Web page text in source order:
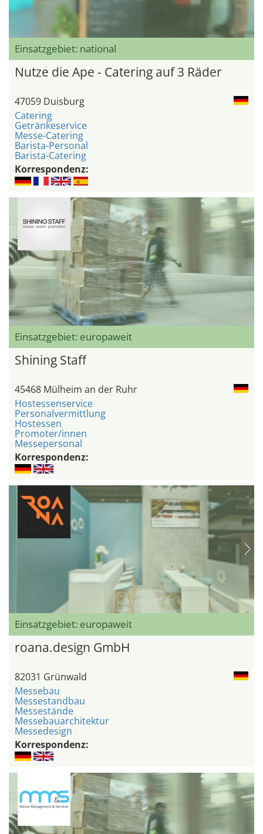
Einsatzgebiet: national
Nutze die Ape - Catering auf 3 Räder
47059 Duisburg
Catering
Getränkeservice
Messe-Catering
Barista-Personal
Barista-Catering
Korrespondenz:
Einsatzgebiet: europaweit
Shining Staff
45468 Mülheim an der Ruhr
Hostessenservice
Personalvermittlung
Hostessen
Promoter/innen
Messepersonal
Korrespondenz:
Einsatzgebiet: europaweit
roana.design GmbH
82031 Grünwald
Messebau
Messestandbau
Messestände
Messebauarchitektur
Messedesign
Korrespondenz: